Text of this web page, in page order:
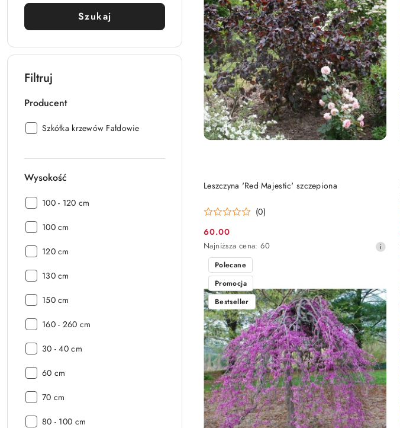
Szukaj
Filtruj
Producent
Producent:
Szkółka krzewów Fałdowie
Wysokość
Wysokość:
100 - 120 cm
Wysokość:
100 cm
Wysokość:
120 cm
Wysokość:
130 cm
Wysokość:
150 cm
Wysokość:
160 - 260 cm
Wysokość:
30 - 40 cm
Wysokość:
60 cm
Wysokość:
70 cm
Wysokość:
80 - 100 cm
Leszczyna 'Red Majestic' szczepiona
(0)
Cena
promocyjna:
60.00
Najniższa
cena
30
dni
przed
obniżką
Najniższa cena: 60
DO KOSZYKA
Polecane
Promocja
Bestseller